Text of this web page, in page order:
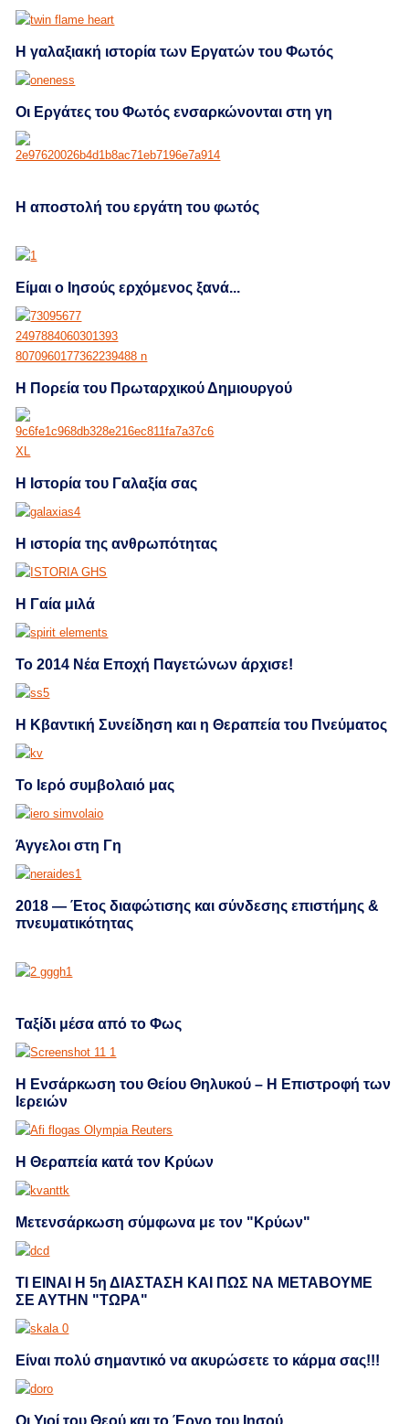
Η γαλαξιακή ιστορία των Εργατών του Φωτός
Οι Εργάτες του Φωτός ενσαρκώνονται στη γη
H αποστολή του εργάτη του φωτός
Είμαι ο Ιησούς ερχόμενος ξανά...
Η Πορεία του Πρωταρχικού Δημιουργού
Η Ιστορία του Γαλαξία σας
Η ιστορία της ανθρωπότητας
Η Γαία μιλά
Το 2014 Νέα Εποχή Παγετώνων άρχισε!
Η Κβαντική Συνείδηση και η Θεραπεία του Πνεύματος
Το Ιερό συμβολαιό μας
Άγγελοι στη Γη
2018 — Έτος διαφώτισης και σύνδεσης επιστήμης &
πνευματικότητας
Ταξίδι μέσα από το Φως
Η Ενσάρκωση του Θείου Θηλυκού – Η Επιστροφή των
Ιερειών
Η Θεραπεία κατά τον Kρύων
Μετενσάρκωση σύμφωνα με τον "Κρύων"
ΤΙ ΕΙΝΑΙ Η 5η ΔΙΑΣΤΑΣΗ ΚΑΙ ΠΩΣ ΝΑ ΜΕΤΑΒΟΥΜΕ
ΣΕ ΑΥΤΗΝ "ΤΩΡΑ"
Eίναι πολύ σημαντικό να ακυρώσετε το κάρμα σας!!!
Οι Υιοί του Θεού και το Έργο του Ιησού